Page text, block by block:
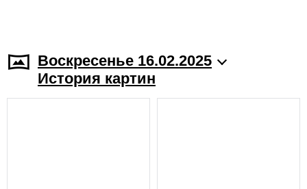
Воскресенье 16.02.2025
История картин